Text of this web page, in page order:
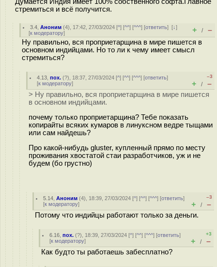
стремиться и всё получится.
3.4 ,Аноним (4), 17:42, 27/03/2024 [^] [^^] [^^^] [ответить][↓]
[к модератору] + / –
Ну правильно, вся проприетарщина в мире пишется в
основном индийцами. Но то ли к чему имеет смысл
стремиться?
4.13 ,пох. (?), 18:37, 27/03/2024 [^] [^^] [^^^] [ответить]
[к модератору]
–3
+ / –
> Ну правильно, вся проприетарщина в мире пишется
в основном индийцами.
почему только проприетарщина? Тебе показать
копирайты всяких кумаров в линуксном ведре тыщами
или сам найдешь?
Про какой-нибудь gluster, купленный прямо по месту
проживания хвостатой стаи разработчиков, уж и не
будем (бо грустно)
5.14 ,Аноним (4), 18:39, 27/03/2024 [^] [^^] [^^^] [ответить]
[к модератору]
–3
+ / –
Потому что индийцы работают только за деньги.
6.16 ,пох. (?), 18:39, 27/03/2024 [^] [^^] [^^^] [ответить]
[к модератору]
+3
+ / –
Как будто ты работаешь забесплатно?